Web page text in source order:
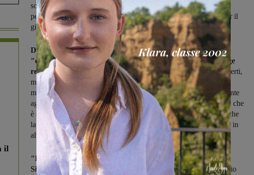
il
soprattutto, l'introduzione dell'obbligo di formazione per gestori e
personale operante nell'ambito dei centri scommesse e di spazi per il
gioco.
Da sottolineare che, per quanto concerne il cosiddetto
"distanziometro" dai luoghi sensibili, non si tratta di una legge
retroattiva. Non si potrà insomma applicare ai punti gioco già aperti,
ma rappresenta comunque un passo in avanti, anche perché le
modifiche alla Legge regionale prevedono anche un altro importante
aggiornamento in merito alla definizione di "nuova installazione", che
è stata estesa: sarà considerata una nuova installazione, infatti, anche
la stipula di un nuovo contratto o di installazione degli apparecchi in
altri locali, a seguito del trasferimento della sede.
"Esprimo la mia grandissima soddisfazione – ha commentato
Simona Neri, sindaco uscente del comune di Pergine –ringrazio